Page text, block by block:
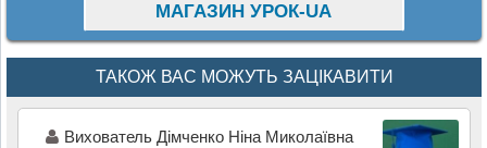
МАГАЗИН УРОК-UA
ТАКОЖ ВАС МОЖУТЬ ЗАЦІКАВИТИ
Вихователь Дімченко Ніна Миколаївна